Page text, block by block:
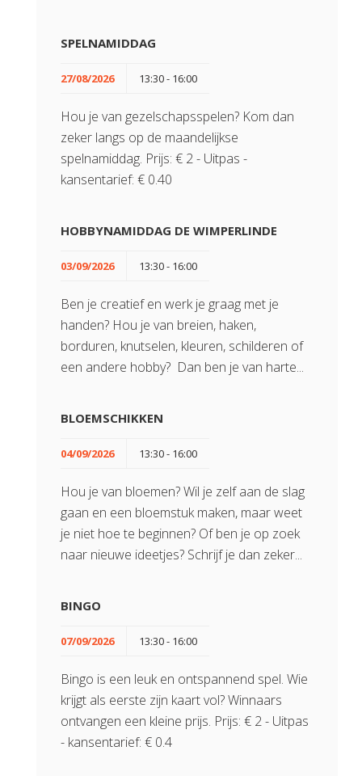
SPELNAMIDDAG
27/08/2026 13:30 - 16:00
Hou je van gezelschapsspelen? Kom dan
zeker langs op de maandelijkse
spelnamiddag. Prijs: € 2 - Uitpas -
kansentarief: € 0.40
HOBBYNAMIDDAG DE WIMPERLINDE
03/09/2026 13:30 - 16:00
Ben je creatief en werk je graag met je
handen? Hou je van breien, haken,
borduren, knutselen, kleuren, schilderen of
een andere hobby? Dan ben je van harte...
BLOEMSCHIKKEN
04/09/2026 13:30 - 16:00
Hou je van bloemen? Wil je zelf aan de slag
gaan en een bloemstuk maken, maar weet
je niet hoe te beginnen? Of ben je op zoek
naar nieuwe ideetjes? Schrijf je dan zeker...
BINGO
07/09/2026 13:30 - 16:00
Bingo is een leuk en ontspannend spel. Wie
krijgt als eerste zijn kaart vol? Winnaars
ontvangen een kleine prijs. Prijs: € 2 - Uitpas
- kansentarief: € 0.4